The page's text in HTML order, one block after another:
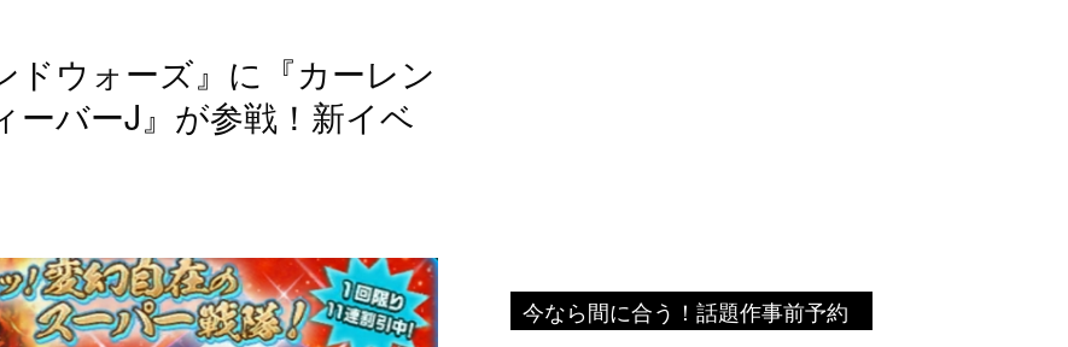
ドウォーズ』に『カーレン
ーバーJ』が参戦！新イベ
今なら間に合う！話題作事前予約